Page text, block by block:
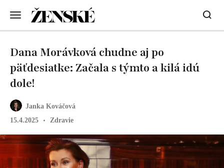
Janka Kováčová
15.4.2025
Zdravie
Dana Morávková chudne aj po
päťdesiatke: Začala s týmto a kilá idú
dole!